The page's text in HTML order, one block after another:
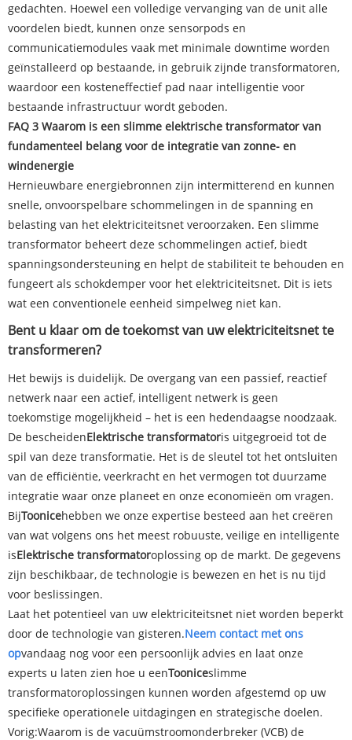
gedachten. Hoewel een volledige vervanging van de unit alle
voordelen biedt, kunnen onze sensorpods en
communicatiemodules vaak met minimale downtime worden
geïnstalleerd op bestaande, in gebruik zijnde transformatoren,
waardoor een kosteneffectief pad naar intelligentie voor
bestaande infrastructuur wordt geboden.
FAQ 3 Waarom is een slimme elektrische transformator van
fundamenteel belang voor de integratie van zonne- en
windenergie
Hernieuwbare energiebronnen zijn intermitterend en kunnen
snelle, onvoorspelbare schommelingen in de spanning en
belasting van het elektriciteitsnet veroorzaken. Een slimme
transformator beheert deze schommelingen actief, biedt
spanningsondersteuning en helpt de stabiliteit te behouden en
fungeert als schokdemper voor het elektriciteitsnet. Dit is iets
wat een conventionele eenheid simpelweg niet kan.
Bent u klaar om de toekomst van uw elektriciteitsnet te
transformeren?
Het bewijs is duidelijk. De overgang van een passief, reactief
netwerk naar een actief, intelligent netwerk is geen
toekomstige mogelijkheid – het is een hedendaagse noodzaak.
De bescheidenElektrische transformatoris uitgegroeid tot de
spil van deze transformatie. Het is de sleutel tot het ontsluiten
van de efficiëntie, veerkracht en het vermogen tot duurzame
integratie waar onze planeet en onze economieën om vragen.
BijToonicehebben we onze expertise besteed aan het creëren
van wat volgens ons het meest robuuste, veilige en intelligente
isElektrische transformatoroplossing op de markt. De gegevens
zijn beschikbaar, de technologie is bewezen en het is nu tijd
voor beslissingen.
Laat het potentieel van uw elektriciteitsnet niet worden beperkt
door de technologie van gisteren.Neem contact met ons
opvandaag nog voor een persoonlijk advies en laat onze
experts u laten zien hoe u eenTooniceslimme
transformatoroplossingen kunnen worden afgestemd op uw
specifieke operationele uitdagingen en strategische doelen.
Vorig:Waarom is de vacuümstroomonderbreker (VCB) de